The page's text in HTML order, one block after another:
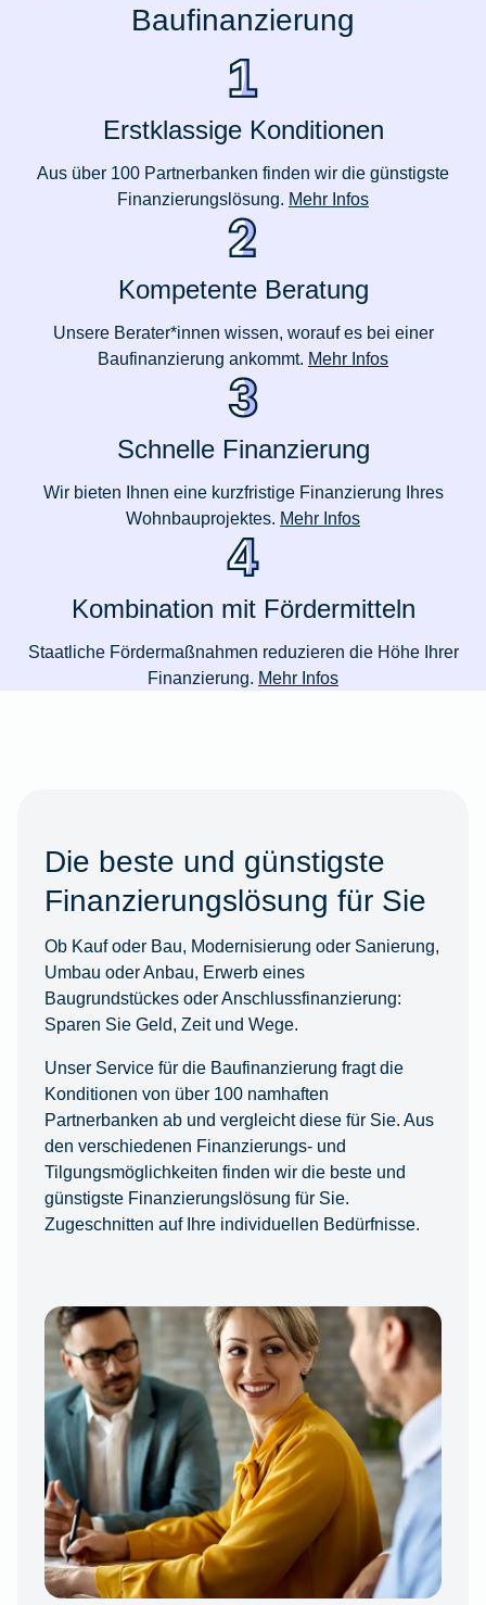
Baufinanzierung
Erstklassige Konditionen
Aus über 100 Partnerbanken finden wir die günstigste
Finanzierungslösung. Mehr Infos
Kompetente Beratung
Unsere Berater*innen wissen, worauf es bei einer
Baufinanzierung ankommt. Mehr Infos
Schnelle Finanzierung
Wir bieten Ihnen eine kurzfristige Finanzierung Ihres
Wohnbauprojektes. Mehr Infos
Kombination mit Fördermitteln
Staatliche Fördermaßnahmen reduzieren die Höhe Ihrer
Finanzierung. Mehr Infos
Die beste und günstigste
Finanzierungslösung für Sie
Ob Kauf oder Bau, Modernisierung oder Sanierung,
Umbau oder Anbau, Erwerb eines
Baugrundstückes oder Anschlussfinanzierung:
Sparen Sie Geld, Zeit und Wege.
Unser Service für die Baufinanzierung fragt die
Konditionen von über 100 namhaften
Partnerbanken ab und vergleicht diese für Sie. Aus
den verschiedenen Finanzierungs- und
Tilgungsmöglichkeiten finden wir die beste und
günstigste Finanzierungslösung für Sie.
Zugeschnitten auf Ihre individuellen Bedürfnisse.